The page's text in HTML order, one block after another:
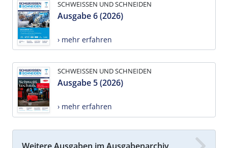
SCHWEISSEN UND SCHNEIDEN
Ausgabe 6 (2026)
› mehr erfahren
SCHWEISSEN UND SCHNEIDEN
Ausgabe 5 (2026)
› mehr erfahren